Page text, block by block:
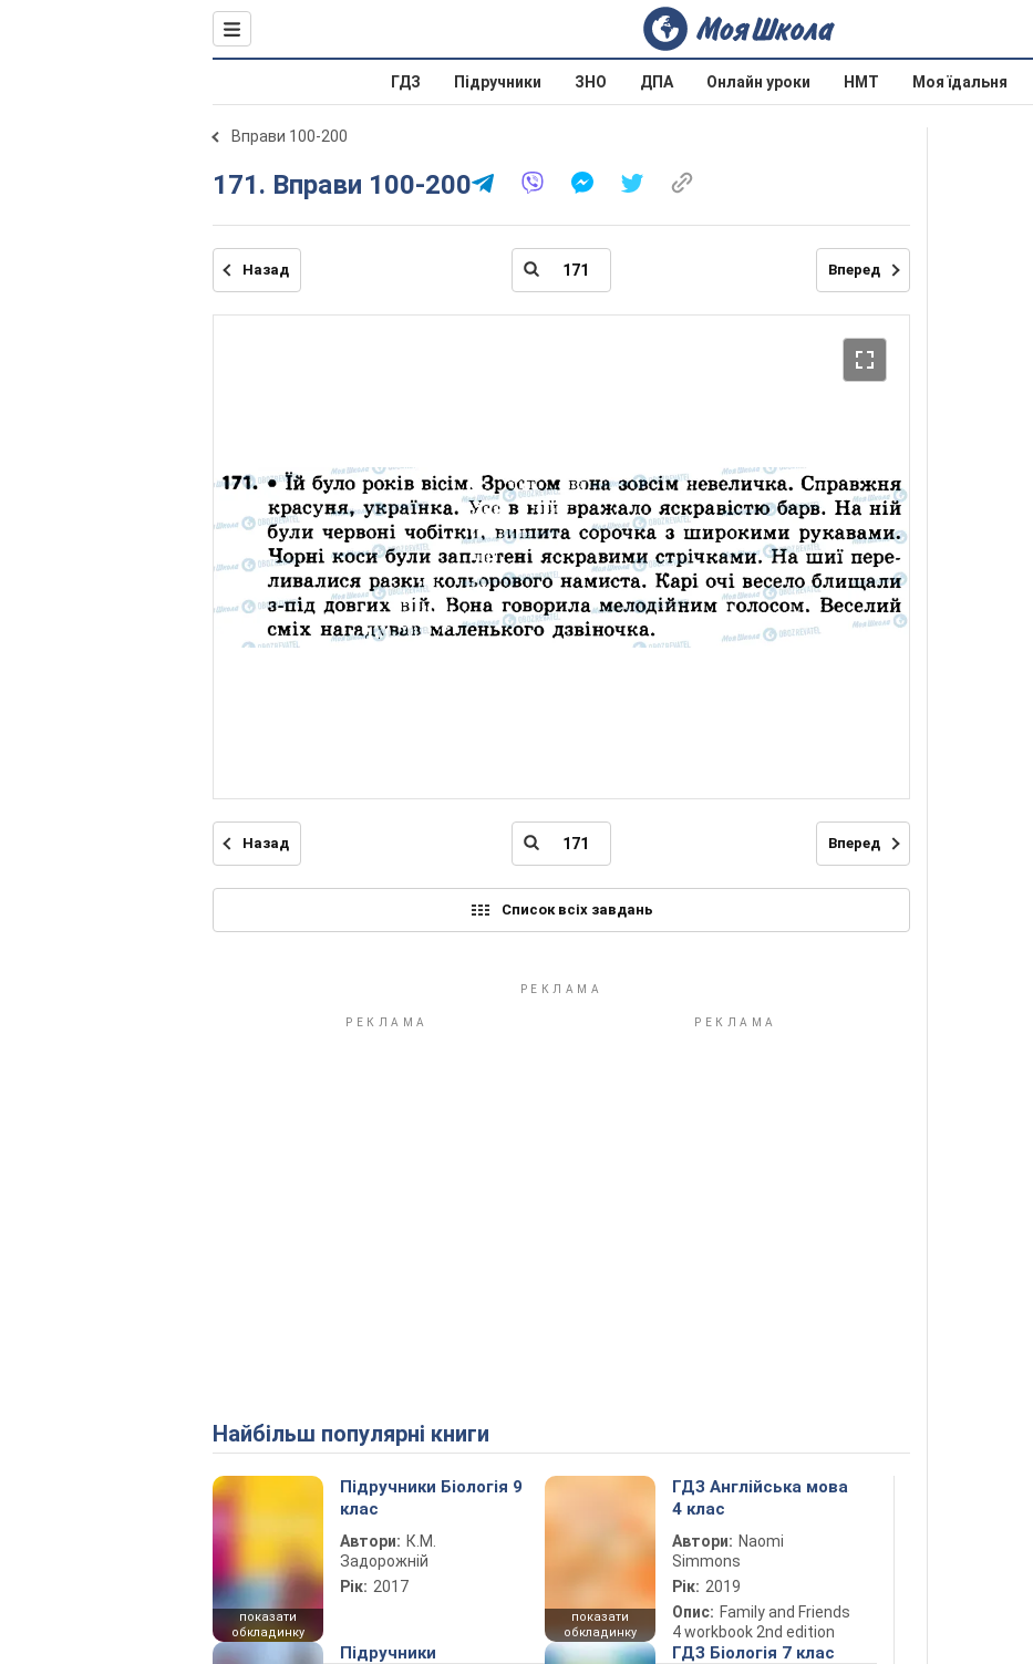
ГДЗ Підручники ЗНО ДПА Онлайн уроки НМТ Моя їдальня
Вправи 100-200
171. Вправи 100-200
Назад Вперед
Назад Вперед
Список всіх завдань
Найбільш популярні книги
показати
обкладинку
Підручники Біологія 9
клас
Автори: К.М.
Задорожній
Рік: 2017
показати
обкладинку
ГДЗ Англійська мова
4 клас
Автори: Naomi
Simmons
Рік: 2019
Опис: Family and Friends
4 workbook 2nd edition
Підручники
ГДЗ Біологія 7 клас